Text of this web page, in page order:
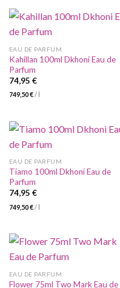
EAU DE PARFUM
Kahillan 100ml Dkhoni Eau de
Parfum
74,95 €
749,50€/
EAU DE PARFUM
Tiamo 100ml Dkhoni Eau de
Parfum
74,95 €
749,50€/ l
EAU DE PARFUM
Flower 75ml Two Mark Eau de